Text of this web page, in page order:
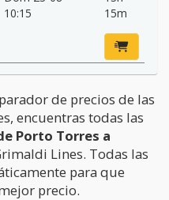
10:15
15m
de precios de las
encuentras todas las
Porto Torres a
Lines. Todas las
para que
precio.